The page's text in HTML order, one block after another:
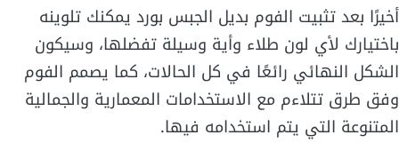
أخيرًا بعد تثبيت الفوم بديل الجبس بورد يمكنك تلوينه
باختيارك لأي لون طلاء وأية وسيلة تفضلها، وسيكون
الشكل النهائي رائعًا في كل الحالات، كما يصمم الفوم
وفق طرق تتلاءم مع الاستخدامات المعمارية والجمالية
المتنوعة التي يتم استخدامه فيها.